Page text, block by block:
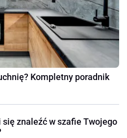
Kompletny poradnik
się znaleźć w szafie Twojego